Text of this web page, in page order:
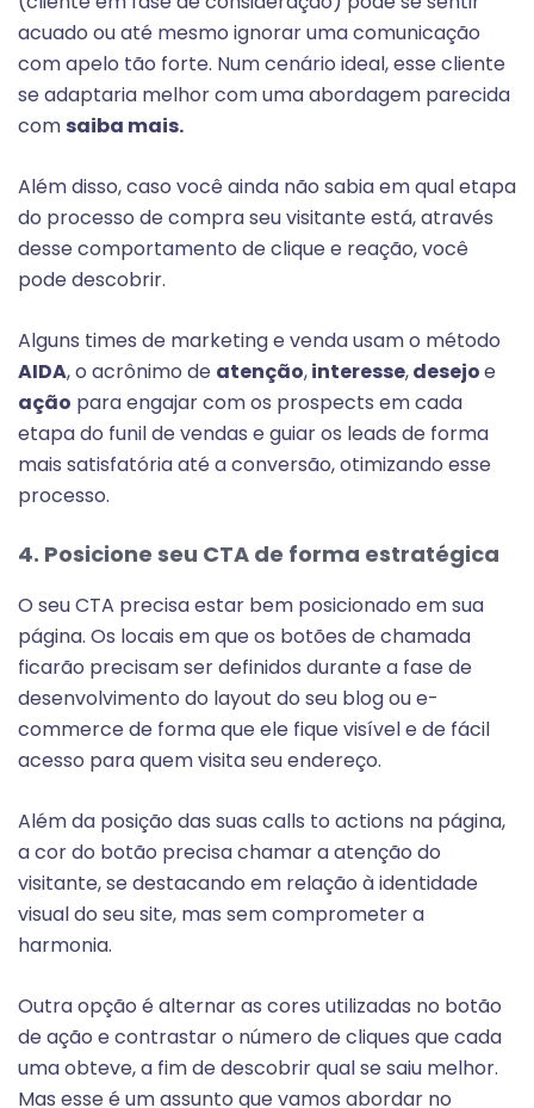
acuado ou até mesmo ignorar uma comunicação
com apelo tão forte. Num cenário ideal, esse cliente
se adaptaria melhor com uma abordagem parecida
com saiba mais.
Além disso, caso você ainda não sabia em qual etapa
do processo de compra seu visitante está, através
desse comportamento de clique e reação, você
pode descobrir.
Alguns times de marketing e venda usam o método
AIDA, o acrônimo de atenção,interesse,desejoe
ação para engajar com os prospects em cada
etapa do funil de vendas e guiar os leads de forma
mais satisfatória até a conversão, otimizando esse
processo.
4. Posicione seu CTA de forma estratégica
O seu CTA precisa estar bem posicionado em sua
página. Os locais em que os botões de chamada
ficarão precisam ser definidos durante a fase de
desenvolvimento do layout do seu blog ou e-
commerce de forma que ele fique visível e de fácil
acesso para quem visita seu endereço.
Além da posição das suas calls to actions na página,
a cor do botão precisa chamar a atenção do
visitante, se destacando em relação à identidade
visual do seu site, mas sem comprometer a
harmonia.
Outra opção é alternar as cores utilizadas no botão
de ação e contrastar o número de cliques que cada
uma obteve, a fim de descobrir qual se saiu melhor.
Mas esse é um assunto que vamos abordar no